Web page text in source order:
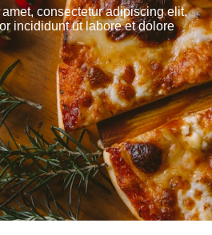
consectetur adipiscing elit,
incididunt ut labore et dolore